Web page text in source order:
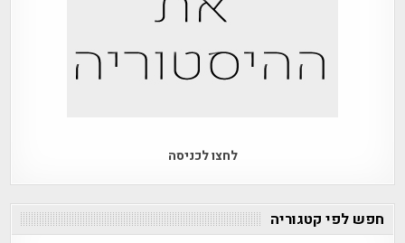
לחצו לכניסה
חפש לפי קטגוריה